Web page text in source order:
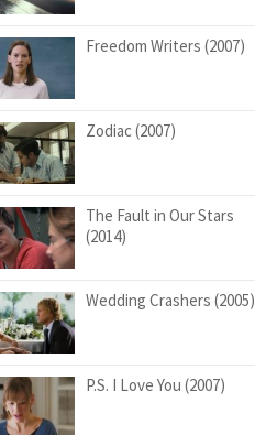
Freedom Writers (2007)
Zodiac (2007)
The Fault in Our Stars
(2014)
Wedding Crashers (2005)
P.S. I Love You (2007)